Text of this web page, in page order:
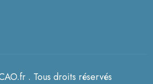
. Tous droits réservés